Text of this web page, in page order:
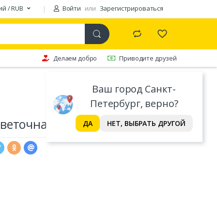
/ RUB Войти или Зарегистрироваться
Ваш город Санкт-
Петербург, верно?
ДА НЕТ, ВЫБРАТЬ ДРУГОЙ
Делаем добро Приводите друзей
аллея (Набор)